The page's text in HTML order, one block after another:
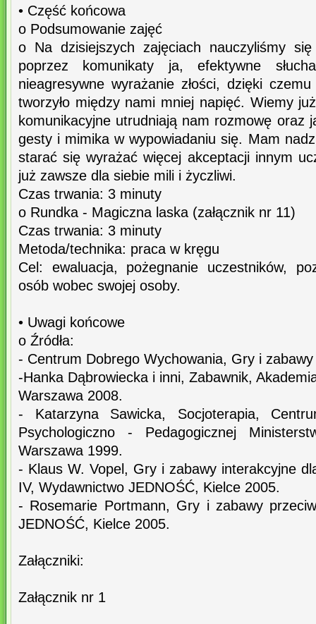
• Część końcowa
o Podsumowanie zajęć
o Na dzisiejszych zajęciach nauczyliśmy
poprzez komunikaty ja, efektywne
nieagresywne wyrażanie złości, dzięki
tworzyło między nami mniej napięć. Wiemy
komunikacyjne utrudniają nam rozmowę oraz
gesty i mimika w wypowiadaniu się. Mam
starać się wyrażać więcej akceptacji innym
już zawsze dla siebie mili i życzliwi.
Czas trwania: 3 minuty
o Rundka - Magiczna laska (załącznik nr 11)
Czas trwania: 3 minuty
Metoda/technika: praca w kręgu
Cel: ewaluacja, pożegnanie uczestników,
osób wobec swojej osoby.
• Uwagi końcowe
o Źródła:
- Centrum Dobrego Wychowania, Gry i
-Hanka Dąbrowiecka i inni, Zabawnik,
Warszawa 2008.
- Katarzyna Sawicka, Socjoterapia,
Psychologiczno - Pedagogicznej
Warszawa 1999.
- Klaus W. Vopel, Gry i zabawy interakcyjne
IV, Wydawnictwo JEDNOŚĆ, Kielce 2005.
- Rosemarie Portmann, Gry i zabawy
JEDNOŚĆ, Kielce 2005.
Załączniki:
Załącznik nr 1